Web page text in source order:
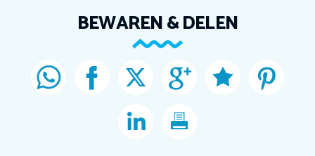
BEWAREN & DELEN